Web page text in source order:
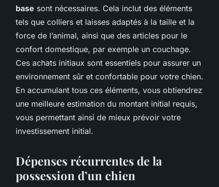
base sont nécessaires. Cela inclut des éléments
tels que colliers et laisses adaptés à la taille et la
force de l’animal, ainsi que des articles pour le
confort domestique, par exemple un couchage.
Ces achats initiaux sont essentiels pour assurer un
environnement sûr et confortable pour votre chien.
En accumulant tous ces éléments, vous obtiendrez
une meilleure estimation du montant initial requis,
vous permettant ainsi de mieux prévoir votre
investissement initial.
Dépenses récurrentes de la
possession d’un chien